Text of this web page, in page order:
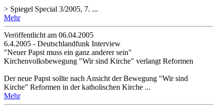
> Spiegel Special 3/2005, 7. ...
Mehr
Veröffentlicht am 06­.04.2005
6.4.2005 - Deutschlandfunk Interview
"Neuer Papst muss ein ganz anderer sein"
Kirchenvolksbewegung "Wir sind Kirche" verlangt Reformen
Der neue Papst sollte nach Ansicht der Bewegung "Wir sind
Kirche" Reformen in der katholischen Kirche ...
Mehr